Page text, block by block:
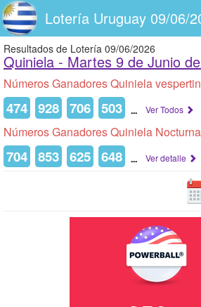
Lotería Uruguay 09/06/
Resultados de Lotería 09/06/2026
Quiniela - Martes 9 de Junio
Números Ganadores Quiniela
474 928 706 503 ... Ver Todos
Números Ganadores Quiniela Nocturna
704 853 625 648 ... Ver detalle